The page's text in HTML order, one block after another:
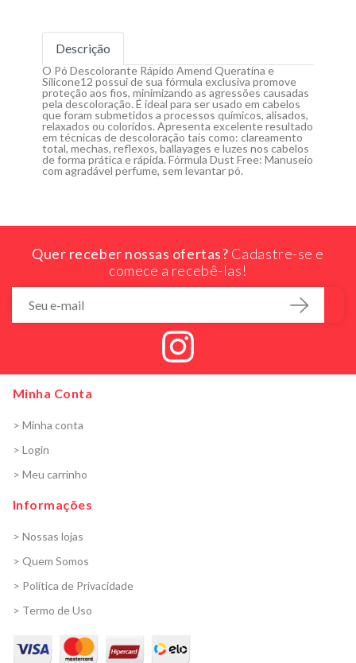
Descrição
O Pó Descolorante Rápido Amend Queratina e
Silicone12 possui de sua fórmula exclusiva promove
proteção aos fios, minimizando as agressões causadas
pela descoloração. É ideal para ser usado em cabelos
que foram submetidos a processos químicos, alisados,
relaxados ou coloridos. Apresenta excelente resultado
em técnicas de descoloração tais como: clareamento
total, mechas, reflexos, ballayages e luzes nos cabelos
de forma prática e rápida. Fórmula Dust Free: Manuseio
com agradável perfume, sem levantar pó.
Quer receber nossas ofertas? Cadastre-se e
comece a recebê-las!
Minha Conta
> Minha conta
> Login
> Meu carrinho
Informações
> Nossas lojas
> Quem Somos
> Política de Privacidade
> Termo de Uso